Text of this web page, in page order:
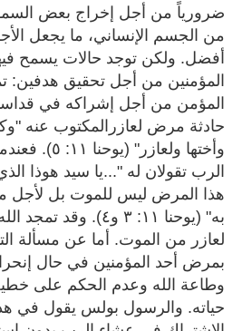
ضرورياً من أجل إخراج بعض
من الجسم الإنساني، ما يجعل
أفضل. ولكن توجد حالات يسمح
المؤمنين من أجل تحقيق هدفين:
المؤمن من أجل إشراكه في
حادثة مرض لعازرالمكتوب عنه
وأختها
الرب تقولان له "...يا سيد هوذا
هذا المرض ليس للموت بل لأجل
به" (يوحنا ١١: ٣ و٤).
وقد تمجد
لعازر من الموت. أما عن مسألة
بمرض أحد المؤمنين في حال
وطاعة الله وعدم الحكم على
حياته. والرسول بولس يقول في